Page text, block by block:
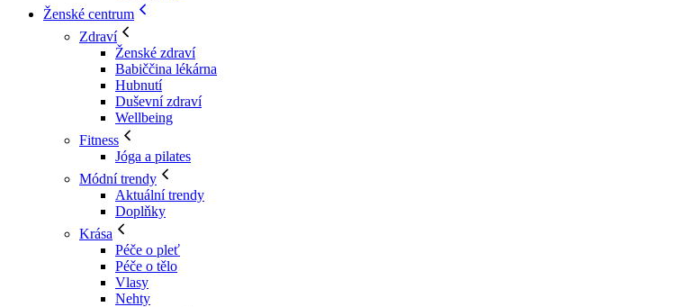
Ženské centrum
Zdraví
Ženské zdraví
Babiččina lékárna
Hubnutí
Duševní zdraví
Wellbeing
Fitness
Jóga a pilates
Módní trendy
Aktuální trendy
Doplňky
Krása
Péče o pleť
Péče o tělo
Vlasy
Nehty